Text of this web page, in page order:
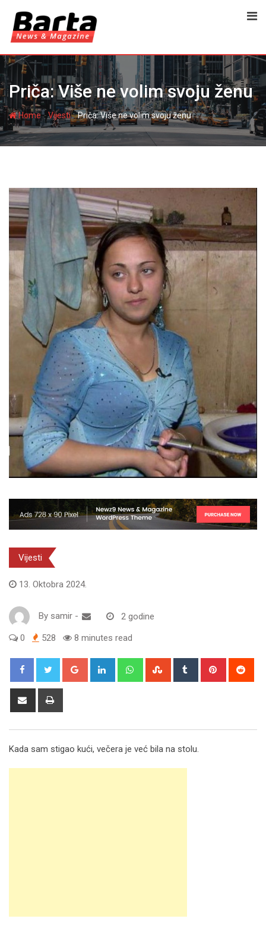
content
Priča: Više ne volim svoju ženu
Home-Vijesti-Priča: Više ne volim svoju ženu
Vijesti
13. Oktobra 2024.
By samir - 2 godine
0 528 8 minutes read
Google+ LinkedIn WhatsappStumbleUpon
Tumblr Pinterest
Share
Kada sam stigao kući, večera je već bila na stolu.